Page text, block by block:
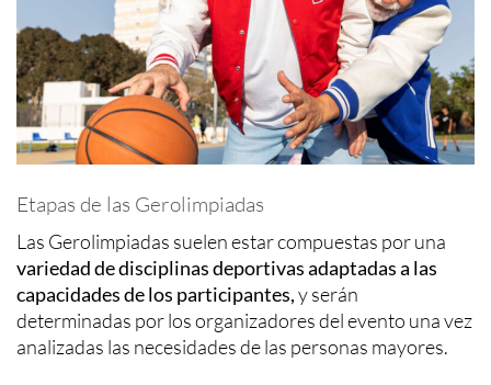
Etapas de las Gerolimpiadas
Las Gerolimpiadas suelen estar compuestas por una
variedad de disciplinas deportivas adaptadas a las
capacidades de los participantes,y serán
determinadas por los organizadores del evento una vez
analizadas las necesidades de las personas mayores.